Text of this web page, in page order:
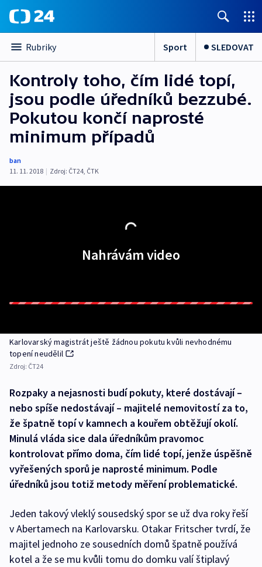
Rubriky Sport SLEDOVAT
Kontroly toho, čím lidé topí,
jsou podle úředníků bezzubé.
Pokutou končí naprosté
minimum případů
ban
11. 11. 2018 | Zdroj: ČT24, ČTK
Nahrávám video
Karlovarský magistrát ještě žádnou pokutu kvůli nevhodnému
topení neudělil
Zdroj: ČT24
Rozpaky a nejasnosti budí pokuty, které dostávají –
nebo spíše nedostávají – majitelé nemovitostí za to,
že špatně topí v kamnech a kouřem obtěžují okolí.
Minulá vláda sice dala úředníkům pravomoc
kontrolovat přímo doma, čím lidé topí, jenže úspěšně
vyřešených sporů je naprosté minimum. Podle
úředníků jsou totiž metody měření problematické.
Jeden takový vleklý sousedský spor se už dva roky řeší
v Abertamech na Karlovarsku. Otakar Fritscher tvrdí, že
majitel jednoho ze sousedních domů špatně používá
kotel a že se mu kvůli tomu do domku valí štiplavý